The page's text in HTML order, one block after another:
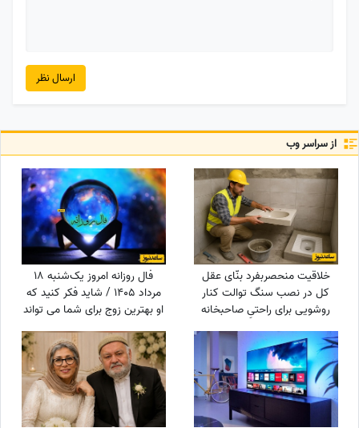
ارسال نظر
از سراسر وب
خلاقیت منحصربفرد بنّای عقل
کل در نصب سنگ توالت کنار
روشویی برای راحتیِ صاحبخانه
مرزهای معماری رو کیلومترها
جابجا کرد+ عکس/ و هنری که
نزد بناها هست و بس😂
فال روزانه امروز یک‌شنبه 18
مرداد 1405 / شاید فکر کنید که
او بهترین زوج برای شما می تواند
باشد، اما ...